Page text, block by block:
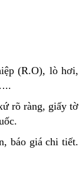
(R.O), lò hơi,
rõ ràng, giấy tờ
báo giá chi tiết.